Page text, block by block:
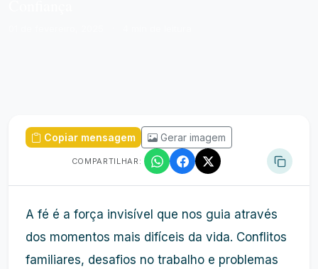
Copiar mensagem Gerar imagem
COMPARTILHAR:
A fé é a força invisível que nos guia através
dos momentos mais difíceis da vida. Conflitos
familiares, desafios no trabalho e problemas